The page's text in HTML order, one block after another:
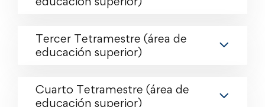
Tercer Tetramestre (área de
educación superior)
Cuarto Tetramestre (área de
educación superior)